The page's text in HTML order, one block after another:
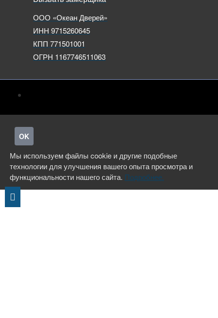
ООО «Океан Дверей»
ИНН 9715260645
КПП 771501001
ОГРН 1167746511063
OK
Мы используем файлы cookie и другие подобные
технологии для улучшения вашего опыта просмотра и
функциональности нашего сайта. Подробнее.